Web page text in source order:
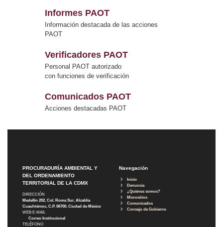
Informes PAOT
Información destacada de las acciones
PAOT
Verificadores PAOT
Personal PAOT autorizado
con funciones de verificación
Comunicados PAOT
Acciones destacadas PAOT
PROCURADURÍA AMBIENTAL Y
DEL ORDENAMIENTO
TERRITORIAL DE LA CDMX
DIRECCIÓN
Medellín 202, Col. Roma Sur, Alcaldía
Cuauhtémoc, C.P. 06700, Ciudad de México
WEB E-MAIL
Correo Institucional
TELÉFONO
Navegación
Inicio
Denuncia
¿Quiénes somos?
Micrositios
Comunicados
Consejo de Gobierno